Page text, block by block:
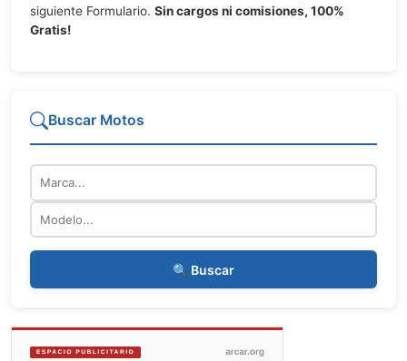
siguiente Formulario. Sin cargos ni comisiones, 100%
Gratis!
Buscar Motos
Modelo
🔍 Buscar